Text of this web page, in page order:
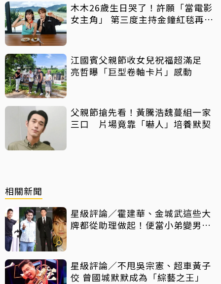
木木26歲生日哭了！許願「當電影
女主角」 第三度主持金鐘紅毯再喊
江國賓父親節收女兒祝福超滿足
亮哲曝「巨型卷軸卡片」感動
父親節搶先看！黃騰浩魏蔓組一家
三口 片場竟靠「嚇人」培養默契
相關新聞
星級評論／霍建華、金城武這些大
牌都從助理做起！便當小弟變男神
星級評論／不甩吳宗憲、超車黃子
佼 曾國城默默成為「綜藝之王」